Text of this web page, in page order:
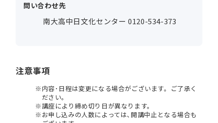
問い合わせ先
南大高中日文化センター 0120-534-373
注意事項
内容･日程は変更になる場合がございます。ご了承く
ださい。
講座により締め切り日が異なります。
お申し込みの人数によっては､開講中止となる場合も